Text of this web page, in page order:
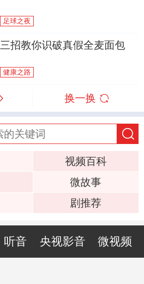
足球之夜
三招教你识破真假全麦面包
健康之路
换一换
视频百科
微故事
剧推荐
听音 央视影音 微视频